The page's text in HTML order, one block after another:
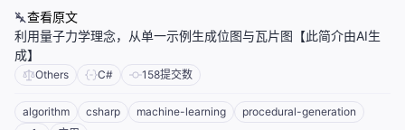
查看原文
利用量子力学理念，从单一示例生成位图与瓦片图【此简介由AI生
成】
Others C# 158提交数
algorithm csharp machine-learning
procedural-generation